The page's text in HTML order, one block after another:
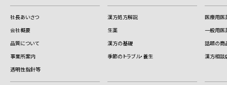
社長あいさつ
会社概要
品質について
事業所案内
透明性指針等
漢方処方解説
生薬
漢方の基礎
季節のトラブル・養生
医療用
一般用
話題の商
漢方相談